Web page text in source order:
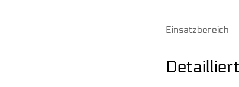
Einsatzbereich